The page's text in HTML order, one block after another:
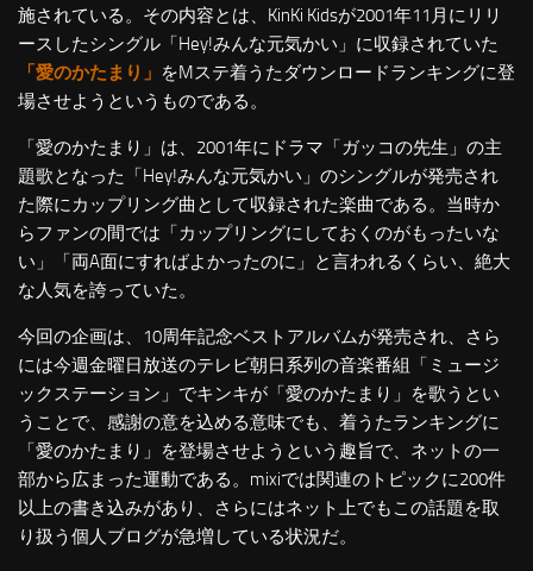
施されている。その内容とは、KinKi Kidsが2001年11月にリリ
ースしたシングル「Hey!みんな元気かい」に収録されていた
「愛のかたまり」 をMステ着うたダウンロードランキングに登
場させようというものである。
「愛のかたまり」は、2001年にドラマ「ガッコの先生」の主
題歌となった「Hey!みんな元気かい」のシングルが発売され
た際にカップリング曲として収録された楽曲である。当時か
らファンの間では「カップリングにしておくのがもったいな
い」「両A面にすればよかったのに」と言われるくらい、絶大
な人気を誇っていた。
今回の企画は、10周年記念ベストアルバムが発売され、さら
には今週金曜日放送のテレビ朝日系列の音楽番組「ミュージ
ックステーション」でキンキが「愛のかたまり」を歌うとい
うことで、感謝の意を込める意味でも、着うたランキングに
「愛のかたまり」を登場させようという趣旨で、ネットの一
部から広まった運動である。mixiでは関連のトピックに200件
以上の書き込みがあり、さらにはネット上でもこの話題を取
り扱う個人ブログが急増している状況だ。